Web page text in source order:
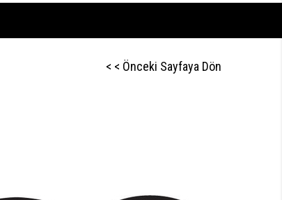
< < Önceki Sayfaya Dön